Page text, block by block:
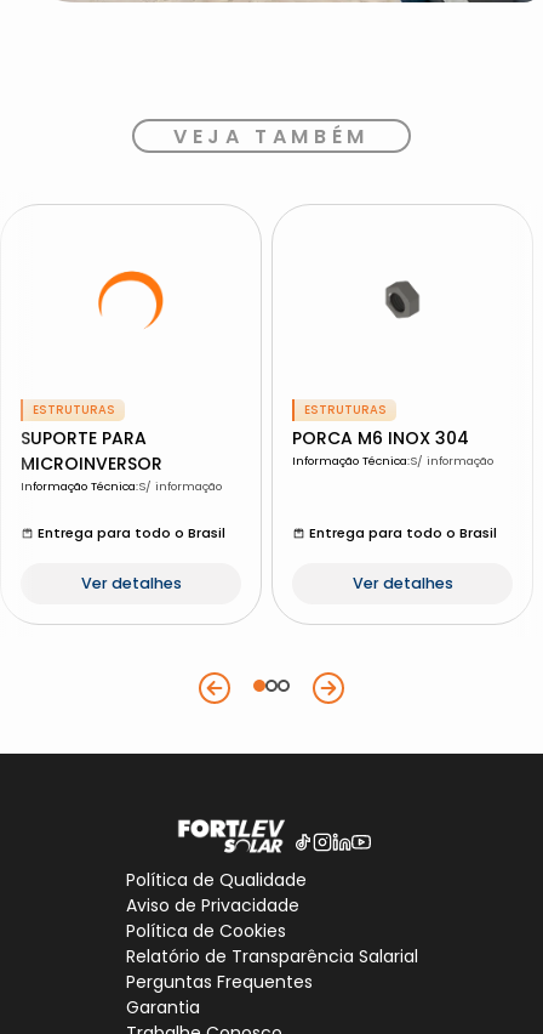
VEJA TAMBÉM
ESTRUTURAS
SUPORTE PARA
MICROINVERSOR
Informação Técnica:S/ informação
Entrega para todo o Brasil
Ver detalhes
ESTRUTURAS
PORCA M6 INOX 304
Informação Técnica:S/ informação
Entrega para todo o Brasil
Ver detalhes
Política de Qualidade
Aviso de Privacidade
Política de Cookies
Relatório de Transparência Salarial
Perguntas Frequentes
Garantia